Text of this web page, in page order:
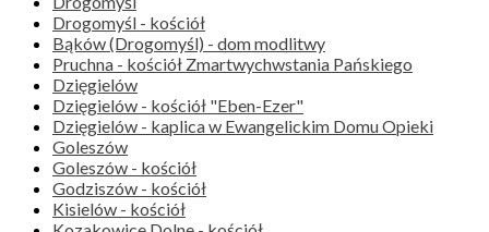
Drogomyśl - kościół
Bąków (Drogomyśl) - dom modlitwy
Pruchna - kościół Zmartwychwstania Pańskiego
Dzięgielów
Dzięgielów - kościół "Eben-Ezer"
Dzięgielów - kaplica w Ewangelickim Domu Opieki
Goleszów
Goleszów - kościół
Godziszów - kościół
Kisielów - kościół